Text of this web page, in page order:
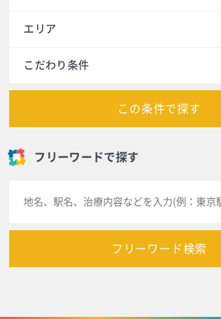
エリア
こだわり条件
この条件で探す
フリーワードで探す
フリーワード検索